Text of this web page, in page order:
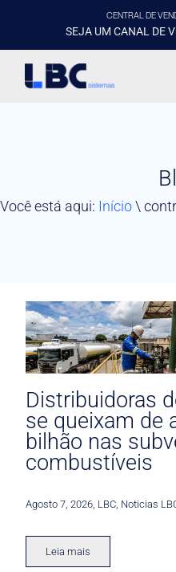
CENTRAL DE
SEJA UM CANAL DE
Você está aqui: Início\
Distribuidoras
se queixam de
bilhão nas
combustíveis
Agosto 7, 2026 LBC Noticias
Leia mais